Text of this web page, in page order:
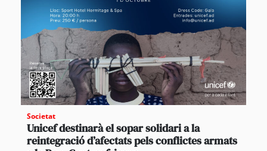
Societat
Unicef destinarà el sopar solidari a la
reintegració d’afectats pels conflictes armats